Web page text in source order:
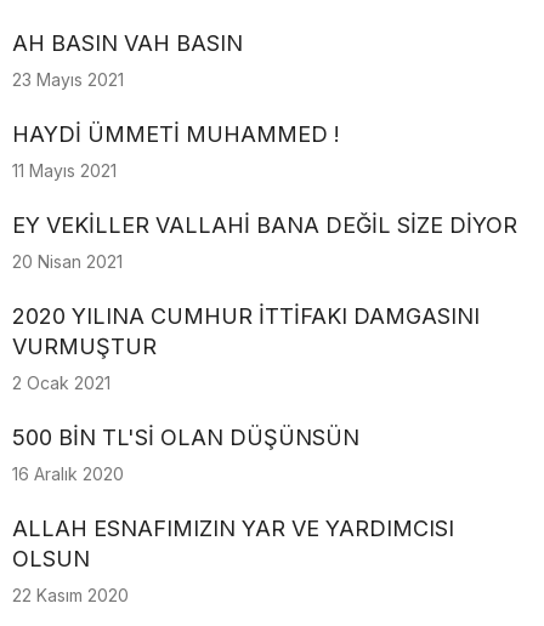
AH BASIN VAH BASIN
23 Mayıs 2021
HAYDİ ÜMMETİ MUHAMMED !
11 Mayıs 2021
EY VEKİLLER VALLAHİ BANA DEĞİL SİZE DİYOR
20 Nisan 2021
2020 YILINA CUMHUR İTTİFAKI DAMGASINI
VURMUŞTUR
2 Ocak 2021
500 BİN TL'Sİ OLAN DÜŞÜNSÜN
16 Aralık 2020
ALLAH ESNAFIMIZIN YAR VE YARDIMCISI
OLSUN
22 Kasım 2020